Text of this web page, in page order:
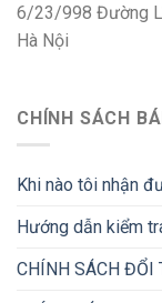
6/23/998 Đường
Hà Nội
CHÍNH SÁCH
Khi nào tôi nhận
Hướng dẫn kiểm
CHÍNH SÁCH ĐỔI